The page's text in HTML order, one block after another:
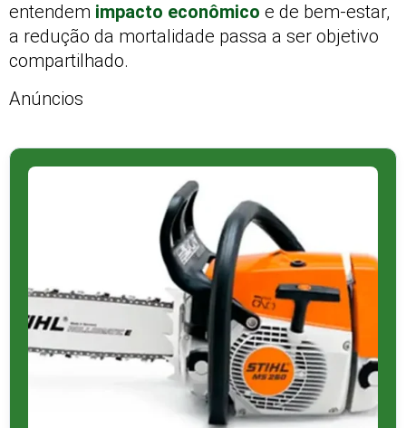
entendem impacto econômico e de bem‑estar,
a redução da mortalidade passa a ser objetivo
compartilhado.
Anúncios